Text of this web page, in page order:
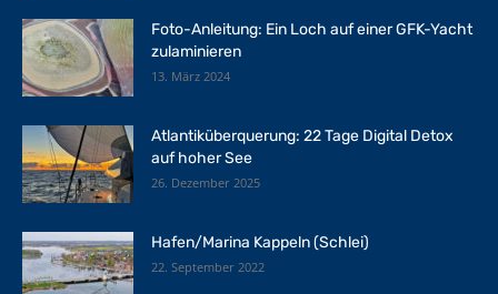
Foto-Anleitung: Ein Loch auf einer GFK-Yacht
zulaminieren
13. März 2024
Atlantiküberquerung: 22 Tage Digital Detox
auf hoher See
26. Dezember 2025
Hafen/Marina Kappeln (Schlei)
22. September 2022